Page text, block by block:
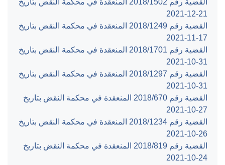
القضية رقم ‎1502‏/‎2018‏ المنعقدة في محكمة النقض بتاريخ
‎2021-12-21‏
القضية رقم ‎1249‏/‎2018‏ المنعقدة في محكمة النقض بتاريخ
‎2021-11-17‏
القضية رقم ‎1701‏/‎2018‏ المنعقدة في محكمة النقض بتاريخ
‎2021-10-31‏
القضية رقم ‎1297‏/‎2018‏ المنعقدة في محكمة النقض بتاريخ
‎2021-10-31‏
القضية رقم ‎670‏/‎2018‏ المنعقدة في محكمة النقض بتاريخ
‎2021-10-27‏
القضية رقم ‎1234‏/‎2018‏ المنعقدة في محكمة النقض بتاريخ
‎2021-10-26‏
القضية رقم ‎819‏/‎2018‏ المنعقدة في محكمة النقض بتاريخ
‎2021-10-24‏